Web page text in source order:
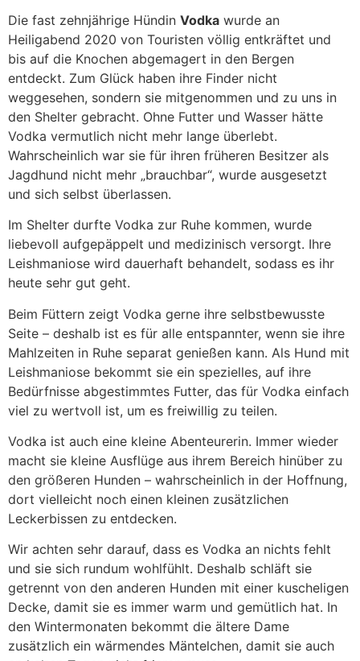
Die fast zehnjährige Hündin Vodka wurde an
Heiligabend 2020 von Touristen völlig entkräftet und
bis auf die Knochen abgemagert in den Bergen
entdeckt. Zum Glück haben ihre Finder nicht
weggesehen, sondern sie mitgenommen und zu uns in
den Shelter gebracht. Ohne Futter und Wasser hätte
Vodka vermutlich nicht mehr lange überlebt.
Wahrscheinlich war sie für ihren früheren Besitzer als
Jagdhund nicht mehr „brauchbar“, wurde ausgesetzt
und sich selbst überlassen.
Im Shelter durfte Vodka zur Ruhe kommen, wurde
liebevoll aufgepäppelt und medizinisch versorgt. Ihre
Leishmaniose wird dauerhaft behandelt, sodass es ihr
heute sehr gut geht.
Beim Füttern zeigt Vodka gerne ihre selbstbewusste
Seite – deshalb ist es für alle entspannter, wenn sie ihre
Mahlzeiten in Ruhe separat genießen kann. Als Hund mit
Leishmaniose bekommt sie ein spezielles, auf ihre
Bedürfnisse abgestimmtes Futter, das für Vodka einfach
viel zu wertvoll ist, um es freiwillig zu teilen.
Vodka ist auch eine kleine Abenteurerin. Immer wieder
macht sie kleine Ausflüge aus ihrem Bereich hinüber zu
den größeren Hunden – wahrscheinlich in der Hoffnung,
dort vielleicht noch einen kleinen zusätzlichen
Leckerbissen zu entdecken.
Wir achten sehr darauf, dass es Vodka an nichts fehlt
und sie sich rundum wohlfühlt. Deshalb schläft sie
getrennt von den anderen Hunden mit einer kuscheligen
Decke, damit sie es immer warm und gemütlich hat. In
den Wintermonaten bekommt die ältere Dame
zusätzlich ein wärmendes Mäntelchen, damit sie auch